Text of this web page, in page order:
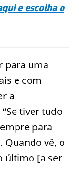
e escolha o
para uma
e com
a
tiver tudo
para
Quando vê, o
último [a ser